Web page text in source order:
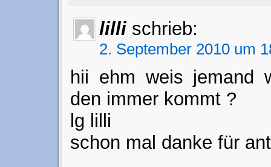
lilli schrieb:
2. September 2010 um
hii ehm weis jemand
den immer kommt ?
lg lilli
schon mal danke für